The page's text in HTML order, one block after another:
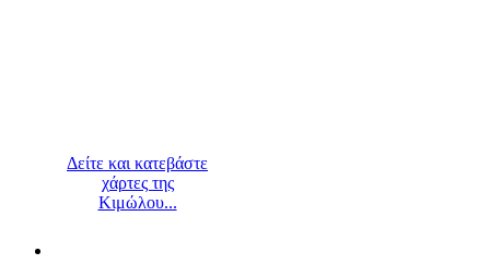
Δείτε και κατεβάστε
χάρτες της
Κιμώλου...